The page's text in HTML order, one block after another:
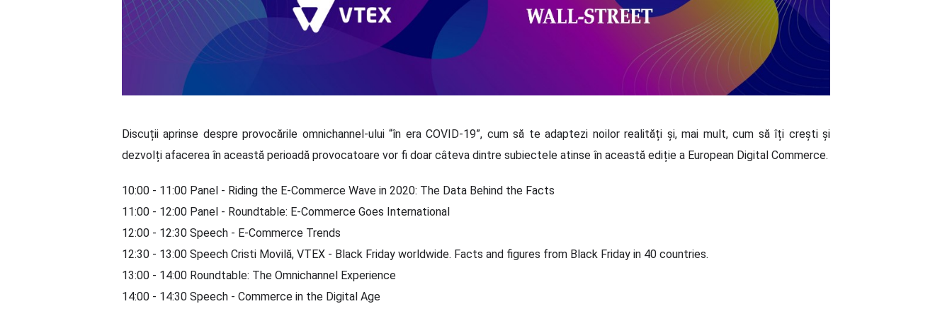
Discuții aprinse despre provocările omnichannel-ului “în era COVID-19”, cum să te adaptezi noilor realități și, mai mult, cum să îți crești și
dezvolți afacerea în această perioadă provocatoare vor fi doar câteva dintre subiectele atinse în această ediție a European Digital Commerce.
10:00 - 11:00 Panel - Riding the E-Commerce Wave in 2020: The Data Behind the Facts
11:00 - 12:00 Panel - Roundtable: E-Commerce Goes International
12:00 - 12:30 Speech - E-Commerce Trends
12:30 - 13:00 Speech Cristi Movilă, VTEX - Black Friday worldwide. Facts and figures from Black Friday in 40 countries.
13:00 - 14:00 Roundtable: The Omnichannel Experience
14:00 - 14:30 Speech - Commerce in the Digital Age